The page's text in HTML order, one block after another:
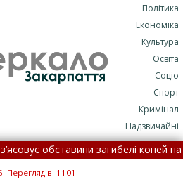
Політика
Економіка
Культура
Освіта
Соціо
Спорт
Кримінал
Надзвичайні
обставини загибелі коней на
• Чехія припиняє надавати
Переглядів: 1101